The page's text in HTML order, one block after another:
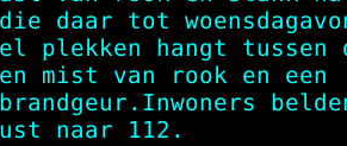
daar tot
plekken hangt
mist van rook en
naar 112